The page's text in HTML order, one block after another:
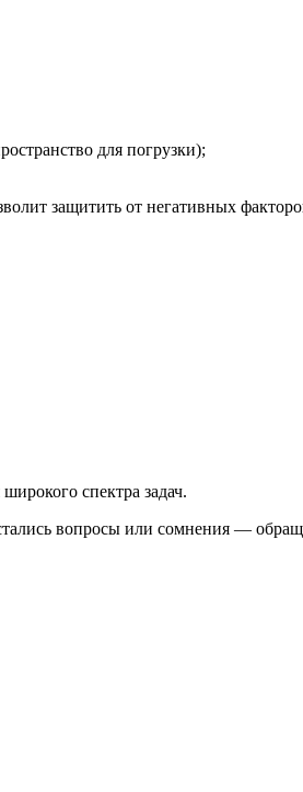
для погрузки);
защитить от негативных
спектра задач.
вопросы или сомнения —